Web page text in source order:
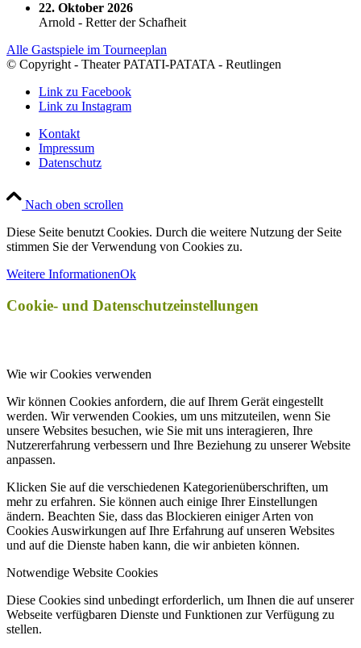
22. Oktober 2026
Arnold - Retter der Schafheit
Alle Gastspiele im Tourneeplan
© Copyright - Theater PATATI-PATATA - Reutlingen
Link zu Facebook
Link zu Instagram
Kontakt
Impressum
Datenschutz
Nach oben scrollen
Diese Seite benutzt Cookies. Durch die weitere Nutzung der Seite
stimmen Sie der Verwendung von Cookies zu.
Weitere InformationenOk
Cookie- und Datenschutzeinstellungen
Wie wir Cookies verwenden
Wir können Cookies anfordern, die auf Ihrem Gerät eingestellt
werden. Wir verwenden Cookies, um uns mitzuteilen, wenn Sie
unsere Websites besuchen, wie Sie mit uns interagieren, Ihre
Nutzererfahrung verbessern und Ihre Beziehung zu unserer Website
anpassen.
Klicken Sie auf die verschiedenen Kategorienüberschriften, um
mehr zu erfahren. Sie können auch einige Ihrer Einstellungen
ändern. Beachten Sie, dass das Blockieren einiger Arten von
Cookies Auswirkungen auf Ihre Erfahrung auf unseren Websites
und auf die Dienste haben kann, die wir anbieten können.
Notwendige Website Cookies
Diese Cookies sind unbedingt erforderlich, um Ihnen die auf unserer
Webseite verfügbaren Dienste und Funktionen zur Verfügung zu
stellen.